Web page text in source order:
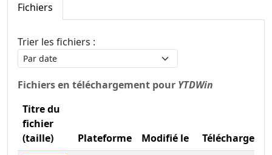
Fichiers
Trier les fichiers :
Fichiers en téléchargement pour YTDWin
Titre du
fichier
(taille)
Plateforme Modifié le